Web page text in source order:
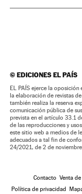
©EDICIONES EL PAÍS
EL PAÍS ejerce la oposición
la elaboración de revistas
también realiza la reserva
comunicación pública de
prevista en el artículo 33.1
de las reproducciones y
este sitio web a medios de
adecuados a tal fin de
24/2021, de 2 de noviembre
Contacto Venta
Política de privacidad